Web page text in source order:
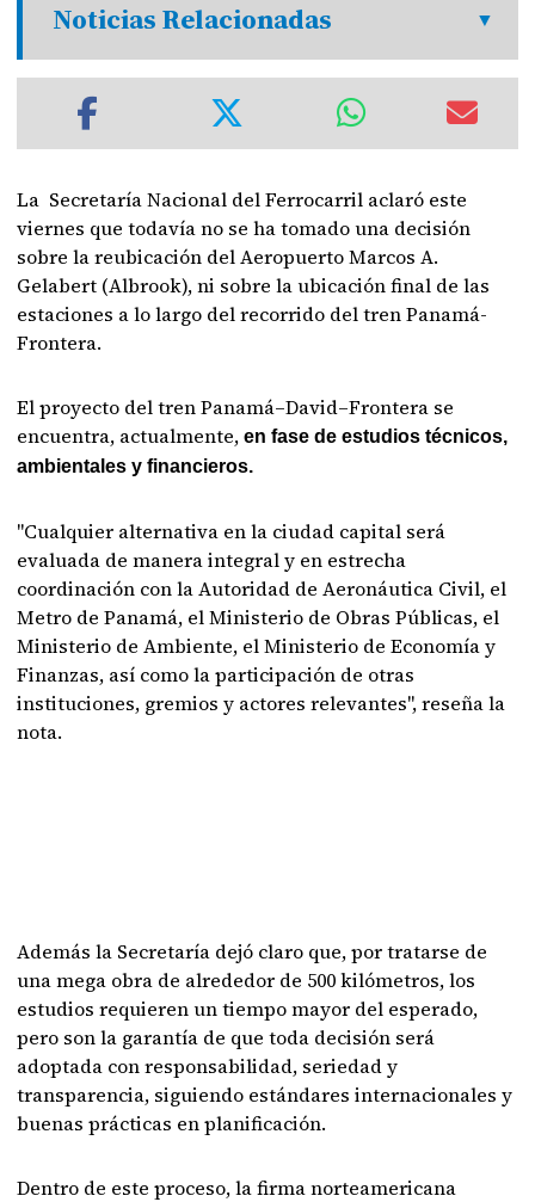
Noticias Relacionadas
La Secretaría Nacional del Ferrocarril aclaró este
viernes que todavía no se ha tomado una decisión
sobre la reubicación del Aeropuerto Marcos A.
Gelabert (Albrook), ni sobre la ubicación final de las
estaciones a lo largo del recorrido del tren Panamá-
Frontera.
El proyecto del tren Panamá–David–Frontera se
encuentra, actualmente,en fase de estudios técnicos,
ambientales y financieros.
"Cualquier alternativa en la ciudad capital será
evaluada de manera integral y en estrecha
coordinación con la Autoridad de Aeronáutica Civil, el
Metro de Panamá, el Ministerio de Obras Públicas, el
Ministerio de Ambiente, el Ministerio de Economía y
Finanzas, así como la participación de otras
instituciones, gremios y actores relevantes", reseña la
nota.
Además la Secretaría dejó claro que, por tratarse de
una mega obra de alrededor de 500 kilómetros, los
estudios requieren un tiempo mayor del esperado,
pero son la garantía de que toda decisión será
adoptada con responsabilidad, seriedad y
transparencia, siguiendo estándares internacionales y
buenas prácticas en planificación.
Dentro de este proceso, la firma norteamericana